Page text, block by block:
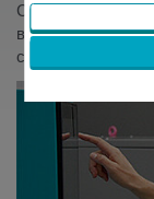
Специалист
времени
станка на месте